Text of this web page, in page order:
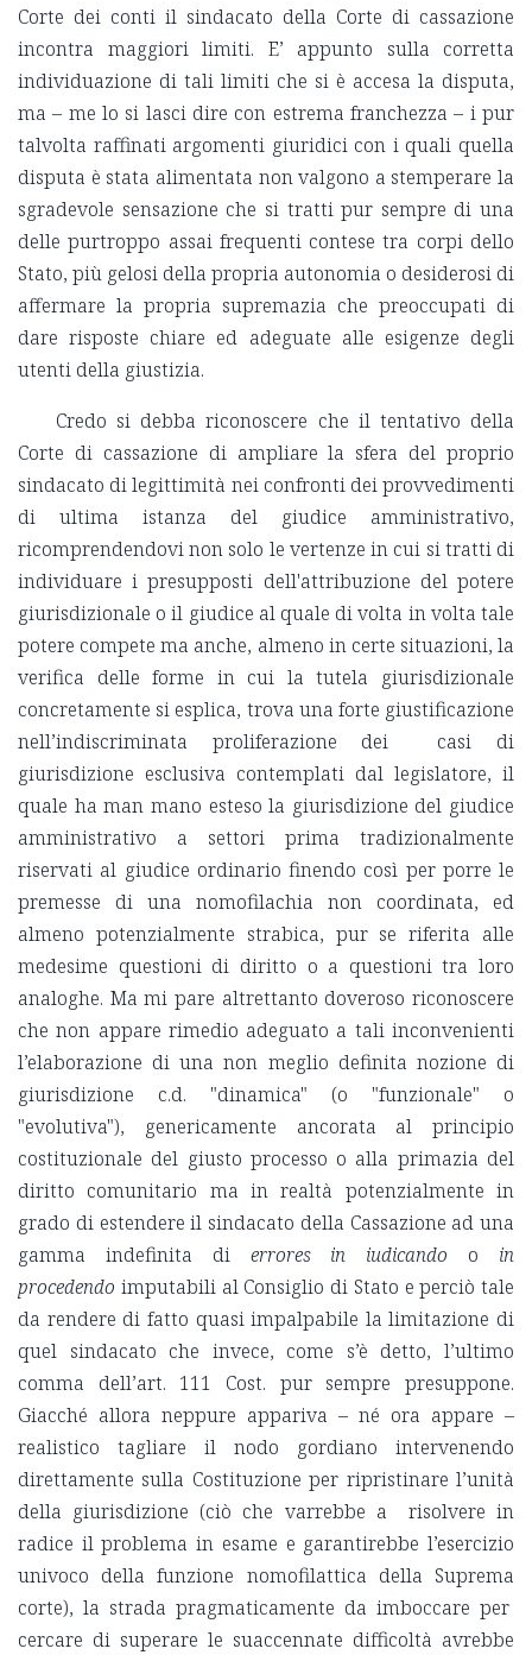
Corte dei conti il sindacato della Corte di cassazione
incontra maggiori limiti. E’ appunto sulla corretta
individuazione di tali limiti che si è accesa la disputa,
ma – me lo si lasci dire con estrema franchezza – i pur
talvolta raffinati argomenti giuridici con i quali quella
disputa è stata alimentata non valgono a stemperare la
sgradevole sensazione che si tratti pur sempre di una
delle purtroppo assai frequenti contese tra corpi dello
Stato, più gelosi della propria autonomia o desiderosi di
affermare la propria supremazia che preoccupati di
dare risposte chiare ed adeguate alle esigenze degli
utenti della giustizia.
Credo si debba riconoscere che il tentativo della
Corte di cassazione di ampliare la sfera del proprio
sindacato di legittimità nei confronti dei provvedimenti
di ultima istanza del giudice amministrativo,
ricomprendendovi non solo le vertenze in cui si tratti di
individuare i presupposti dell'attribuzione del potere
giurisdizionale o il giudice al quale di volta in volta tale
potere compete ma anche, almeno in certe situazioni, la
verifica delle forme in cui la tutela giurisdizionale
concretamente si esplica, trova una forte giustificazione
nell’indiscriminata proliferazione dei casi di
giurisdizione esclusiva contemplati dal legislatore, il
quale ha man mano esteso la giurisdizione del giudice
amministrativo a settori prima tradizionalmente
riservati al giudice ordinario finendo così per porre le
premesse di una nomofilachia non coordinata, ed
almeno potenzialmente strabica, pur se riferita alle
medesime questioni di diritto o a questioni tra loro
analoghe. Ma mi pare altrettanto doveroso riconoscere
che non appare rimedio adeguato a tali inconvenienti
l’elaborazione di una non meglio definita nozione di
giurisdizione c.d. "dinamica" (o "funzionale" o
"evolutiva"), genericamente ancorata al principio
costituzionale del giusto processo o alla primazia del
diritto comunitario ma in realtà potenzialmente in
grado di estendere il sindacato della Cassazione ad una
gamma indefinita di errores in iudicando o in
procedendo imputabili al Consiglio di Stato e perciò tale
da rendere di fatto quasi impalpabile la limitazione di
quel sindacato che invece, come s’è detto, l’ultimo
comma dell’art. 111 Cost. pur sempre presuppone.
Giacché allora neppure appariva – né ora appare –
realistico tagliare il nodo gordiano intervenendo
direttamente sulla Costituzione per ripristinare l’unità
della giurisdizione (ciò che varrebbe a risolvere in
radice il problema in esame e garantirebbe l’esercizio
univoco della funzione nomofilattica della Suprema
corte), la strada pragmaticamente da imboccare per
cercare di superare le suaccennate difficoltà avrebbe